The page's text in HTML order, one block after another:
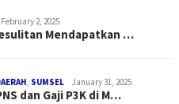
February 2, 2025
Mendapatkan …
, SUMSEL January 31, 2025
dan Gaji P3K di M…